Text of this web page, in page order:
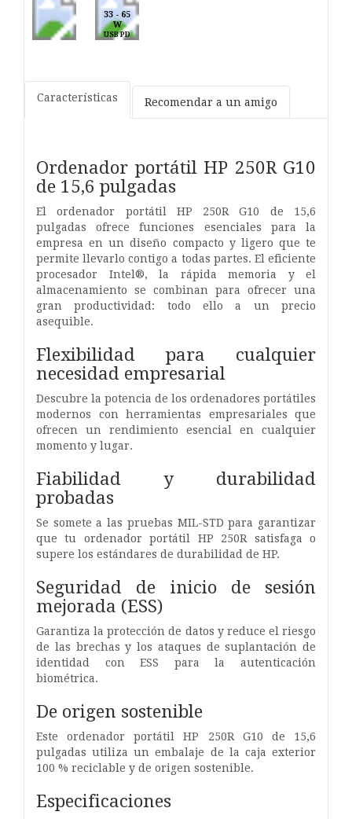
33 - 65
W
USB PD
Características Recomendar a un amigo
Ordenador portátil HP 250R G10
de 15,6 pulgadas
El ordenador portátil HP 250R G10 de 15,6
pulgadas ofrece funciones esenciales para la
empresa en un diseño compacto y ligero que te
permite llevarlo contigo a todas partes. El eficiente
procesador Intel®, la rápida memoria y el
almacenamiento se combinan para ofrecer una
gran productividad: todo ello a un precio
asequible.
Flexibilidad para cualquier
necesidad empresarial
Descubre la potencia de los ordenadores portátiles
modernos con herramientas empresariales que
ofrecen un rendimiento esencial en cualquier
momento y lugar.
Fiabilidad y durabilidad
probadas
Se somete a las pruebas MIL-STD para garantizar
que tu ordenador portátil HP 250R satisfaga o
supere los estándares de durabilidad de HP.
Seguridad de inicio de sesión
mejorada (ESS)
Garantiza la protección de datos y reduce el riesgo
de las brechas y los ataques de suplantación de
identidad con ESS para la autenticación
biométrica.
De origen sostenible
Este ordenador portátil HP 250R G10 de 15,6
pulgadas utiliza un embalaje de la caja exterior
100 % reciclable y de origen sostenible.
Especificaciones